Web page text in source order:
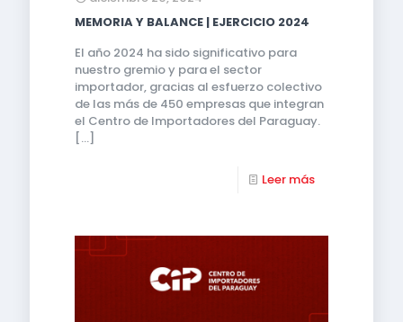
MEMORIA Y BALANCE | EJERCICIO 2024
El año 2024 ha sido significativo para
nuestro gremio y para el sector
importador, gracias al esfuerzo colectivo
de las más de 450 empresas que integran
el Centro de Importadores del Paraguay.
[…]
Leer más